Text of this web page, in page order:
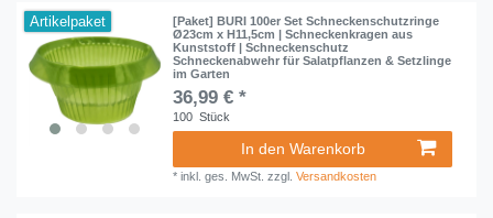
Artikelpaket
[Paket] BURI 100er Set Schneckenschutzringe
Ø23cm x H11,5cm | Schneckenkragen aus
Kunststoff | Schneckenschutz
Schneckenabwehr für Salatpflanzen & Setzlinge
im Garten
36,99 € *
100 Stück
In den Warenkorb
*inkl. ges. MwSt. zzgl.Versandkosten